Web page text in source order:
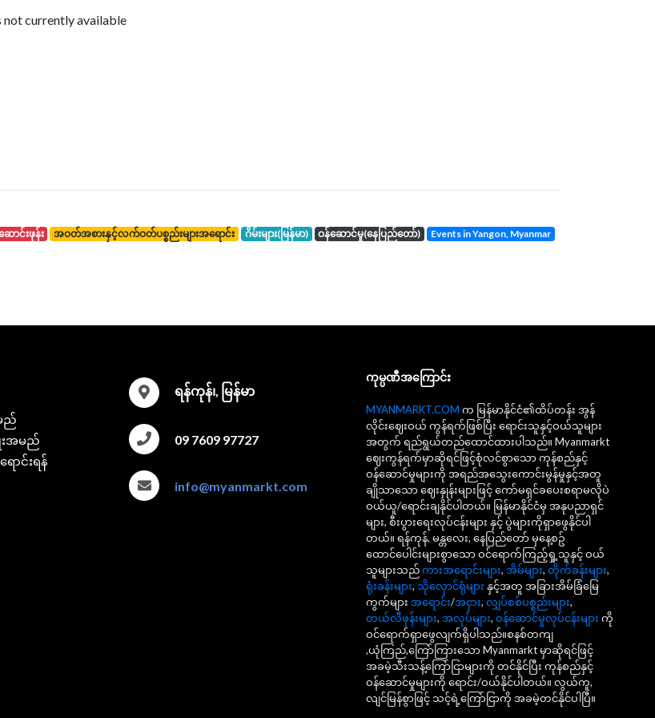
not currently available
ဆောင်းဖုန်း အဝတ်အစားနှင့်လက်ဝတ်ပစ္စည်းများအရောင်း ဂိမ်းများ(မြန်မာ) ဝန်ဆောင်မှု(နေပြည်တော်)
events in Yangon, Myanmar
ည်
းအမည်
ောင်းရန်
ရန်ကုန်၊, မြန်မာ
09 7609 97727
info@myanmarkt.com
ကုမ္ပဏီအကြောင်း
MYANMARKT.COM က မြန်မာနိုင်ငံ၏ထိပ်တန်း အွန်
လိုင်းဈေးဝယ် ကွန်ရက်ဖြစ်ပြီး ရောင်းသူနှင့်ဝယ်သူများ
အတွက် ရည်ရွယ်တည်ထောင်ထားပါသည်။ Myanmarkt
ဈေးကွန်ရက်မှာဆိုရင်ဖြင့်စုံလင်စွာသော ကုန်စည်နှင့်
ဝန်ဆောင်မှုများကို အရည်အသွေးကောင်းမွန်မှုနှင့်အတူ
ချိုသာသော ဈေးနှုန်းများဖြင့် ကော်မရှင်ခပေးစရာမလိုပဲ
ဝယ်ယူ/ရောင်းချနိုင်ပါတယ်။ မြန်မာနိုင်ငံမှ အနုပညာရှင်
များ, စီးပွားရေးလုပ်ငန်းများ နှင့် ပွဲများကိုရှာဖွေနိုင်ပါ
တယ်။ ရန်ကုန်, မန္တလေး, နေပြည်တော် မှနေ့စဥ်
ထောင်ပေါင်းများစွာသော ဝင်ရောက်ကြည့်ရှု့သူနှင့် ဝယ်
သူများသည်ကားအရောင်းများ, အိမ်များ, တိုက်ခန်းများ,
ရုံးခန်းများ, သိုလှောင်ရုံများ နှင့်အတူ အခြားအိမ်ခြံမြေ
ကွက်များ အရောင်း/အငှား, လျှပ်စစ်ပစ္စည်းများ,
တယ်လီဖုန်းများ, အလုပ်များ, ဝန်ဆောင်မှုလုပ်ငန်းများ ကို
ဝင်ရောက်ရှာဖွေလျက်ရှိပါသည်။စနစ်တကျ
,ယုံကြည်,ကြော်ကြားသော Myanmarkt မှာဆိုရင်ဖြင့်
အခမဲ့သီးသန့်ကြော်ငြာများကို တင်နိုင်ပြီး ကုန်စည်နှင့်
ဝန်ဆောင်မှုများကို ရောင်း/ဝယ်နိုင်ပါတယ်။ လွယ်ကူ,
လျင်မြန်စွာဖြင့် သင့်ရဲ့ကြော်ငြာကို အခမဲ့တင်နိုင်ပါပြီ။